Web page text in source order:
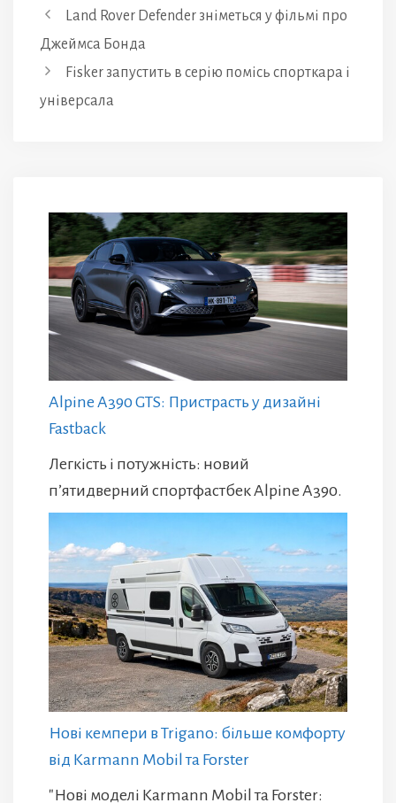
Land Rover Defender зніметься у фільмі про
Джеймса Бонда
Fisker запустить в серію помісь спорткара і
універсала
Alpine A390 GTS: Пристрасть у дизайні
Fastback
Легкість і потужність: новий
п’ятидверний спортфастбек Alpine A390.
Нові кемпери в Trigano: більше комфорту
від Karmann Mobil та Forster
"Нові моделі Karmann Mobil та Forster: